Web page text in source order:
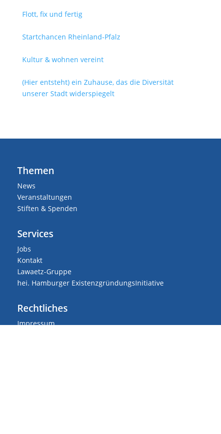
Flott, fix und fertig
Startchancen Rheinland-Pfalz
Kultur & wohnen vereint
(Hier entsteht) ein Zuhause, das die Diversität
unserer Stadt widerspiegelt
Themen
News
Veranstaltungen
Stiften & Spenden
Services
Jobs
Kontakt
Lawaetz-Gruppe
hei. Hamburger ExistenzgründungsInitiative
Rechtliches
Impressum